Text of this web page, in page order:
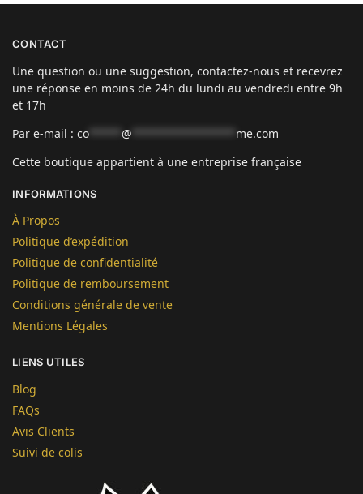
CONTACT
Une question ou une suggestion, contactez-nous et recevrez
une réponse en moins de 24h du lundi au vendredi entre 9h
et 17h
Par e-mail : co @
me.com
Cette boutique appartient à une entreprise française
INFORMATIONS
À Propos
Politique d’expédition
Politique de confidentialité
Politique de remboursement
Conditions générale de vente
Mentions Légales
LIENS UTILES
Blog
FAQs
Avis Clients
Suivi de colis